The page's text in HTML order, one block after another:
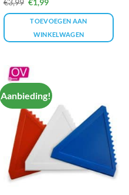
€3,99 Oorspronkelijke
prijs
was:
€3,99.
€1,99Huidige
is:
€1,99.
TOEVOEGEN AAN
WINKELWAGEN
Aanbieding!